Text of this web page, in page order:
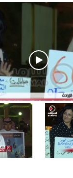
في ساحة الإرادة